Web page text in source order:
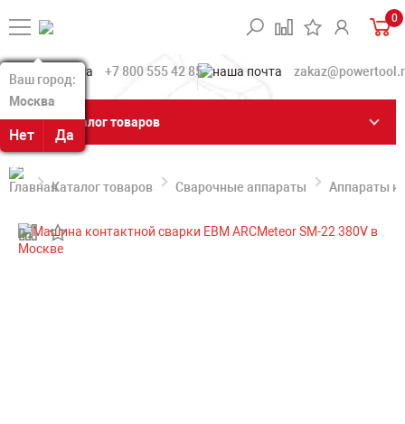
Ваш город:
Москва
Нет Да
Ваш город:
Москва
Нет Да
0
+7 800 555 42 85
Каталог товаров
Каталог товаров Сварочные аппараты Аппараты